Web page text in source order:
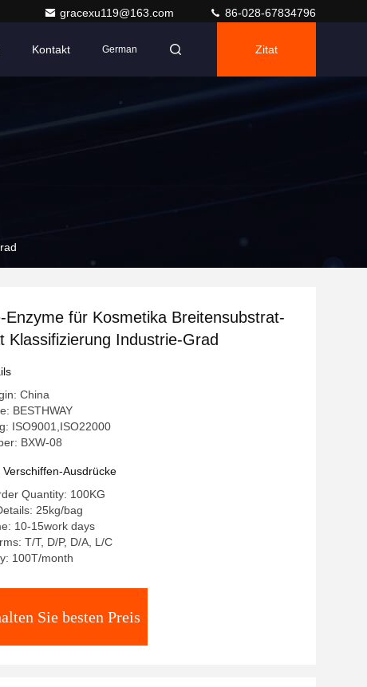
gracexu119@163.com 86-028-67834796
Kontakt German Zitat
Enzyme für Kosmetika Breitensubstrat-
Klassifizierung Industrie-Grad
China
BESTHWAY
ISO9001,ISO22000
BXW-08
Ausdrücke
Quantity: 100KG
25kg/bag
10-15work days
T/T, D/P, D/A, L/C
100T/month
Sie besten Preis